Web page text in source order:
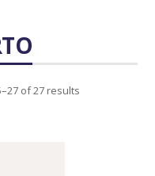
of 27 results